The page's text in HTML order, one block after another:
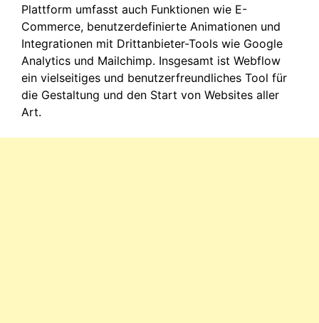
Plattform umfasst auch Funktionen wie E-
Commerce, benutzerdefinierte Animationen und
Integrationen mit Drittanbieter-Tools wie Google
Analytics und Mailchimp. Insgesamt ist Webflow
ein vielseitiges und benutzerfreundliches Tool für
die Gestaltung und den Start von Websites aller
Art.